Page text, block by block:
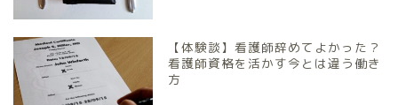
【体験談】看護師辞めてよかった？
看護師資格を活かす今とは違う働き
方